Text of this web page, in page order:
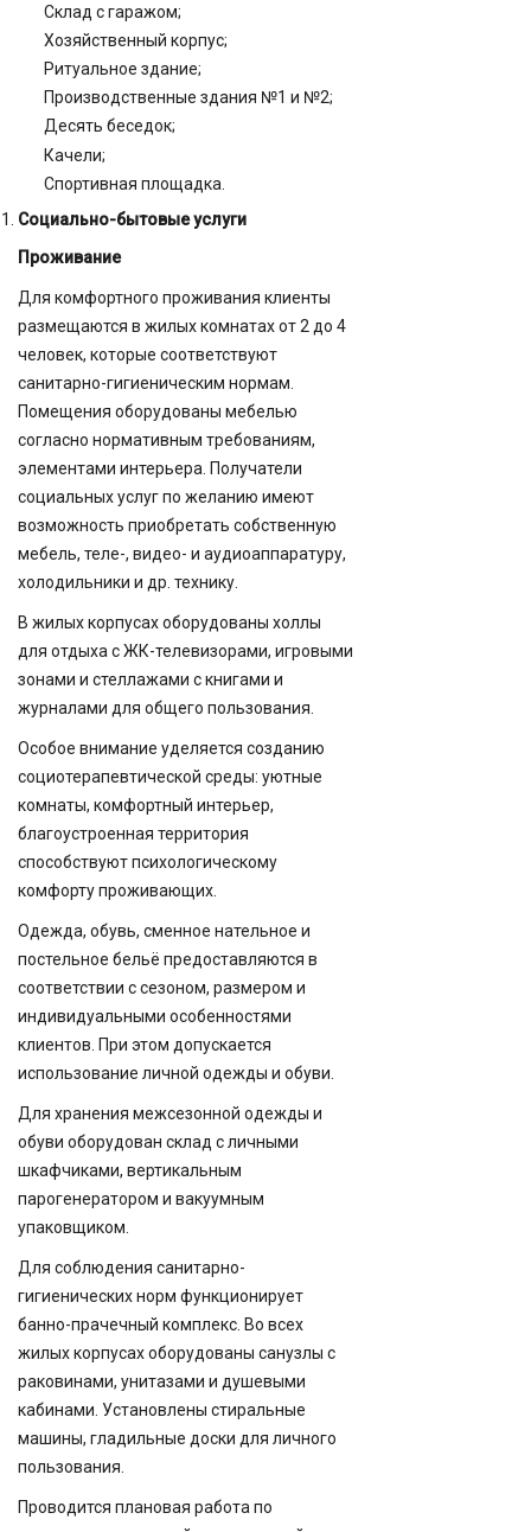
Склад с гаражом;
Хозяйственный корпус;
Ритуальное здание;
Производственные здания №1 и №2;
Десять беседок;
Качели;
Спортивная площадка.
Социально-бытовые услуги
Проживание
Для комфортного проживания клиенты
размещаются в жилых комнатах от 2 до 4
человек, которые соответствуют
санитарно-гигиеническим нормам.
Помещения оборудованы мебелью
согласно нормативным требованиям,
элементами интерьера. Получатели
социальных услуг по желанию имеют
возможность приобретать собственную
мебель, теле-, видео- и аудиоаппаратуру,
холодильники и др. технику.
В жилых корпусах оборудованы холлы
для отдыха с ЖК-телевизорами, игровыми
зонами и стеллажами с книгами и
журналами для общего пользования.
Особое внимание уделяется созданию
социотерапевтической среды: уютные
комнаты, комфортный интерьер,
благоустроенная территория
способствуют психологическому
комфорту проживающих.
Одежда, обувь, сменное нательное и
постельное бельё предоставляются в
соответствии с сезоном, размером и
индивидуальными особенностями
клиентов. При этом допускается
использование личной одежды и обуви.
Для хранения межсезонной одежды и
обуви оборудован склад с личными
шкафчиками, вертикальным
парогенератором и вакуумным
упаковщиком.
Для соблюдения санитарно-
гигиенических норм функционирует
банно-прачечный комплекс. Во всех
жилых корпусах оборудованы санузлы с
раковинами, унитазами и душевыми
кабинами. Установлены стиральные
машины, гладильные доски для личного
пользования.
Проводится плановая работа по